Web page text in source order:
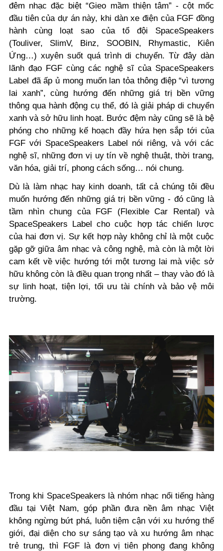
đêm nhạc đặc biệt “Gieo mầm thiện tâm” - cột mốc
đầu tiên của dự án này, khi dàn xe điện của FGF đồng
hành cùng loạt sao của tổ đội SpaceSpeakers
(Touliver, SlimV, Binz, SOOBIN, Rhymastic, Kiên
Ứng…) xuyên suốt quá trình di chuyển. Từ đây dàn
lãnh đạo FGF cùng các nghệ sĩ của SpaceSpeakers
Label đã ấp ủ mong muốn lan tỏa thông điệp “vì tương
lai xanh”, cùng hướng đến những giá trị bền vững
thông qua hành động cụ thể, đó là giải pháp di chuyển
xanh và sở hữu linh hoạt. Bước đệm này cũng sẽ là bệ
phóng cho những kế hoạch đầy hứa hẹn sắp tới của
FGF với SpaceSpeakers Label nói riêng, và với các
nghệ sĩ, những đơn vị uy tín về nghệ thuật, thời trang,
văn hóa, giải trí, phong cách sống… nói chung.
Dù là làm nhạc hay kinh doanh, tất cả chúng tôi đều
muốn hướng đến những giá trị bền vững - đó cũng là
tầm nhìn chung của FGF (Flexible Car Rental) và
SpaceSpeakers Label cho cuộc hợp tác chiến lược
của hai đơn vị. Sự kết hợp này không chỉ là một cuộc
gặp gỡ giữa âm nhạc và công nghệ, mà còn là một lời
cam kết về việc hướng tới một tương lai mà việc sở
hữu không còn là điều quan trọng nhất – thay vào đó là
sự linh hoạt, tiện lợi, tối ưu tài chính và bảo vệ môi
trường.
Trong khi SpaceSpeakers là nhóm nhạc nổi tiếng hàng
đầu tại Việt Nam, góp phần đưa nền âm nhạc Việt
không ngừng bứt phá, luôn tiệm cận với xu hướng thế
giới, đại diện cho sự sáng tạo và xu hướng âm nhạc
trẻ trung, thì FGF là đơn vị tiên phong đang không